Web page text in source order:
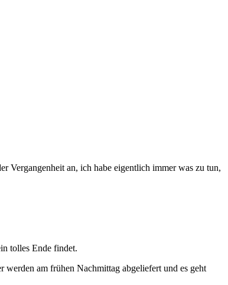
Vergangenheit an, ich habe eigentlich immer was zu tun,
tolles Ende findet.
am frühen Nachmittag abgeliefert und es geht